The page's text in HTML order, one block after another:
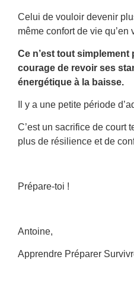
Celui de vouloir devenir
même confort de vie qu’en
Ce n’est tout
courage de revoir ses
énergétique à la baisse.
Il y a une petite période
C’est un sacrifice de court
plus de résilience et de
Prépare-toi !
Antoine,
Apprendre Préparer